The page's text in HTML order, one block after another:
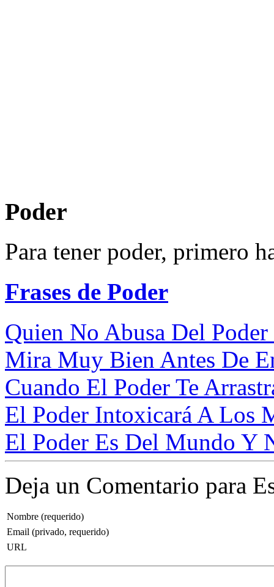
Poder
Para tener poder, primero
Frases de Poder
Quien No Abusa Del
Mira Muy Bien Antes De
Cuando El Poder Te
El Poder Intoxicará A Los
El Poder Es Del Mundo Y
Deja un Comentario para
Nombre (requerido)
Email (privado, requerido)
URL